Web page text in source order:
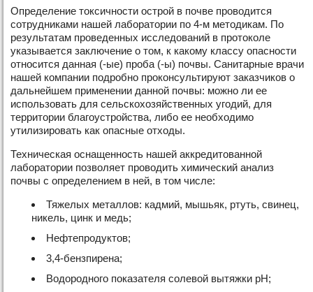
Определение токсичности острой в почве проводится
сотрудниками нашей лаборатории по 4-м методикам. По
результатам проведенных исследований в протоколе
указывается заключение о том, к какому классу опасности
относится данная (-ые) проба (-ы) почвы. Санитарные врачи
нашей компании подробно проконсультируют заказчиков о
дальнейшем применении данной почвы: можно ли ее
использовать для сельскохозяйственных угодий, для
территории благоустройства, либо ее необходимо
утилизировать как опасные отходы.
Техническая оснащенность нашей аккредитованной
лаборатории позволяет проводить химический анализ
почвы с определением в ней, в том числе:
Тяжелых металлов: кадмий, мышьяк, ртуть, свинец,
никель, цинк и медь;
Нефтепродуктов;
3,4-бензпирена;
Водородного показателя солевой вытяжки рН;